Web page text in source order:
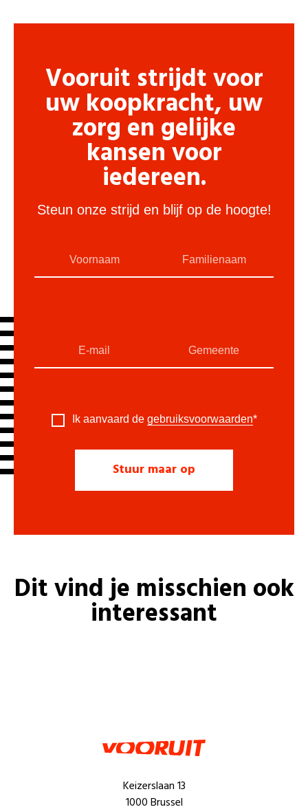
Vooruit strijdt voor
uw koopkracht, uw
zorg en gelijke
kansen voor
iedereen.
Steun onze strijd en blijf op de hoogte!
Ik aanvaard de gebruiksvoorwaarden*
Dit vind je misschien ook
interessant
Keizerslaan 13
1000 Brussel